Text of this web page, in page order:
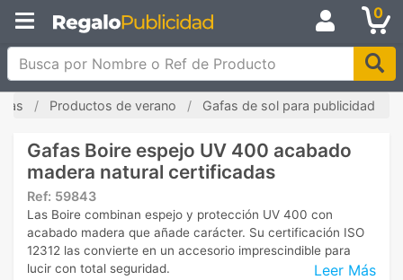
0
Busca por Nombre o Ref de Producto
Productos de verano Gafas de sol para publicidad
Gafas Boire espejo UV 400 acabado
madera natural certificadas
Ref: 59843
Leer Más
Las Boire combinan espejo y protección UV 400 con
acabado madera que añade carácter. Su certificación ISO
12312 las convierte en un accesorio imprescindible para
lucir con total seguridad.